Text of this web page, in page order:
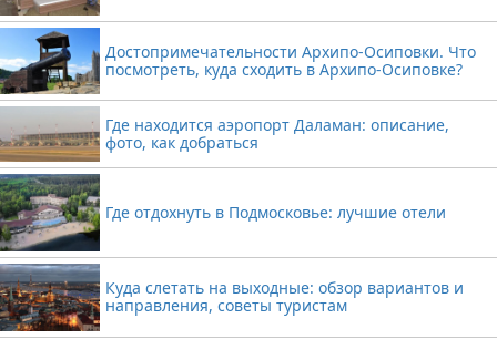
Достопримечательности Архипо-Осиповки. Что
посмотреть, куда сходить в Архипо-Осиповке?
Где находится аэропорт Даламан: описание,
фото, как добраться
Где отдохнуть в Подмосковье: лучшие отели
Куда слетать на выходные: обзор вариантов и
направления, советы туристам